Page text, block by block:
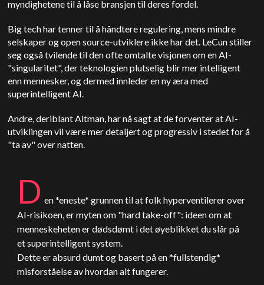
myndighetene til å låse bransjen til deres fordel.
Big tech har tenner til å håndtere regulering, mens mindre
selskaper og open source-utviklere ikke har det. LeCun stiller
seg også tvilende til den ofte omtalte visjonen om en AI-
"singularitet", der teknologien plutselig blir mer intelligent
enn mennesker, og dermed innleder en ny æra med
superintelligent AI.
Andre, deriblant Altman, har nå sagt at de forventer at AI-
utviklingen vil være mer detaljert og progressiv i stedet for å
"ta av" over natten.
D en *eneste* grunnen til at folk hyperventilerer over
AI-risikoen, er myten om "hard take-off": ideen om at
menneskeheten er dødsdømt i det øyeblikket du slår på
et superintelligent system.
Dette er absurd dumt og basert på en *fullstendig*
misforståelse av hvordan alt fungerer.